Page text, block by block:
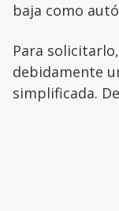
baja como
Para
debidamente
simplificada.